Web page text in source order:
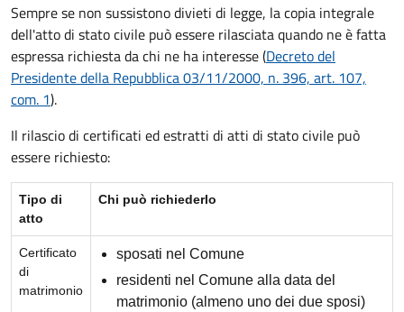
Sempre se non sussistono divieti di legge, la copia integrale
dell'atto di stato civile può essere rilasciata quando ne è fatta
espressa richiesta da chi ne ha interesse (Decreto del
Presidente della Repubblica 03/11/2000, n. 396, art. 107,
com. 1).
Il rilascio di certificati ed estratti di atti di stato civile può
essere richiesto:
Tipo di
atto
Chi può richiederlo
Certificato
di
matrimonio
sposati nel Comune
residenti nel Comune alla data del
matrimonio (almeno uno dei due sposi)